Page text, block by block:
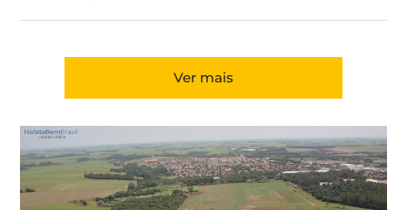
Ver mais